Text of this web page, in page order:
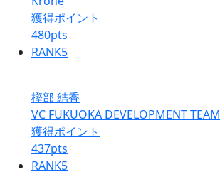
獲得ポイント
480pts
RANK5
樫部 結香
VC FUKUOKA DEVELOPMENT TEAM
獲得ポイント
437pts
RANK5